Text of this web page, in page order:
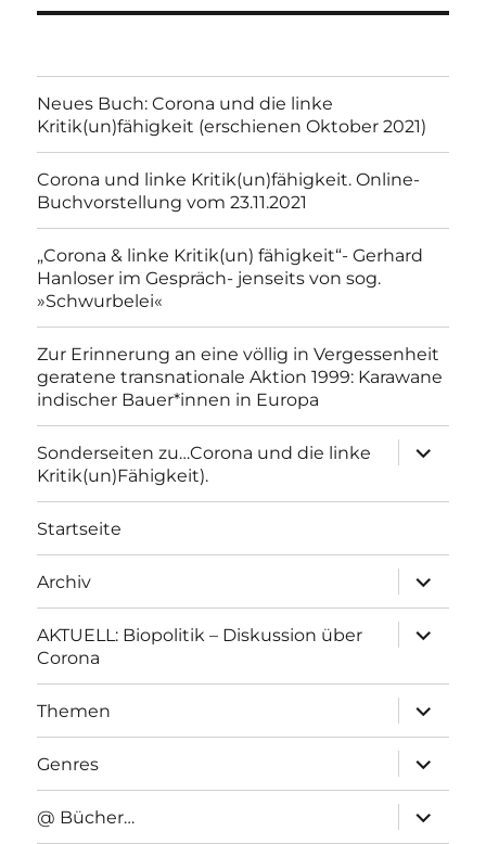
Neues Buch: Corona und die linke
Kritik(un)fähigkeit (erschienen Oktober 2021)
Corona und linke Kritik(un)fähigkeit. Online-
Buchvorstellung vom 23.11.2021
„Corona & linke Kritik(un) fähigkeit“- Gerhard
Hanloser im Gespräch- jenseits von sog.
»Schwurbelei«
Zur Erinnerung an eine völlig in Vergessenheit
geratene transnationale Aktion 1999: Karawane
indischer Bauer*innen in Europa
Sonderseiten zu…Corona und die linke
Kritik(un)Fähigkeit).
anzeigen
Startseite
Archiv
anzeigen
AKTUELL: Biopolitik – Diskussion über
Corona
anzeigen
Themen
anzeigen
Genres
anzeigen
@ Bücher…
anzeigen